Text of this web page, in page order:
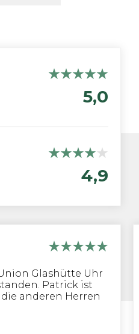
5,0
4,9
Glashütte Uhr
Patrick ist
anderen Herren